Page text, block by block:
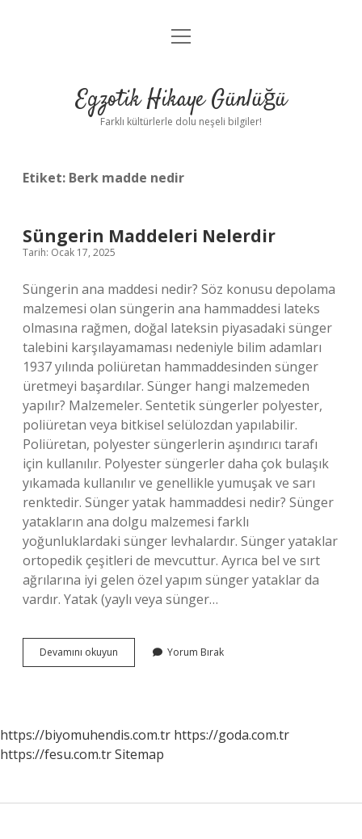
Anasayfa
Yasal Uyarı
menüyü
Egzotik Hikaye Günlüğü
Farklı kültürlerle dolu neşeli bilgiler!
Etiket: Berk madde nedir
Süngerin Maddeleri Nelerdir
Tarih: Ocak 17, 2025
Süngerin ana maddesi nedir? Söz konusu depolama
malzemesi olan süngerin ana hammaddesi lateks
olmasına rağmen, doğal lateksin piyasadaki sünger
talebini karşılayamaması nedeniyle bilim adamları
1937 yılında poliüretan hammaddesinden sünger
üretmeyi başardılar. Sünger hangi malzemeden
yapılır? Malzemeler. Sentetik süngerler polyester,
poliüretan veya bitkisel selülozdan yapılabilir.
Poliüretan, polyester süngerlerin aşındırıcı tarafı
için kullanılır. Polyester süngerler daha çok bulaşık
yıkamada kullanılır ve genellikle yumuşak ve sarı
renktedir. Sünger yatak hammaddesi nedir? Sünger
yatakların ana dolgu malzemesi farklı
yoğunluklardaki sünger levhalardır. Sünger yataklar
ortopedik çeşitleri de mevcuttur. Ayrıca bel ve sırt
ağrılarına iyi gelen özel yapım sünger yataklar da
vardır. Yatak (yaylı veya sünger…
Devamını okuyun Süngerin
Maddeleri
Yorum Bırak
https://biyomuhendis.com.tr https://goda.com.tr
https://fesu.com.trSitemap